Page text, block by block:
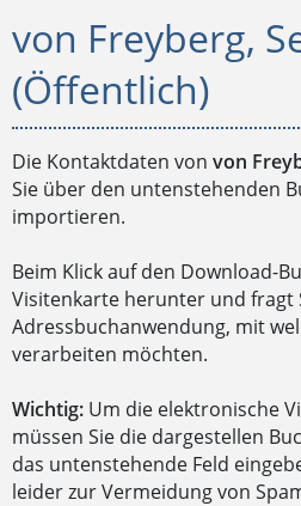
von Freyberg,
(Öffentlich)
Die Kontaktdaten von von
Sie über den untenstehenden
importieren.
Beim Klick auf den Download-
Visitenkarte herunter und fragt
Adressbuchanwendung, mit
verarbeiten möchten.
Wichtig: Um die elektronische
müssen Sie die dargestellen
das untenstehende Feld
leider zur Vermeidung von